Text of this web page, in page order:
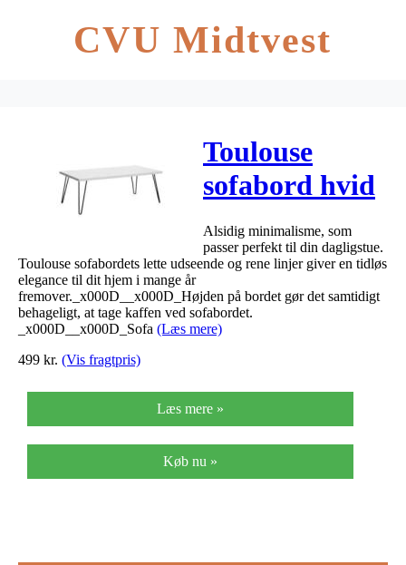
CVU Midtvest
Toulouse
sofabord hvid
110x60x45cm
Alsidig minimalisme, som
passer perfekt til din dagligstue.
Toulouse sofabordets lette udseende og rene linjer giver en tidløs
elegance til dit hjem i mange år
fremover._x000D__x000D_Højden på bordet gør det samtidigt
behageligt, at tage kaffen ved sofabordet.
_x000D__x000D_Sofa (Læs mere)
499 kr. (Vis fragtpris)
Læs mere »
Køb nu »